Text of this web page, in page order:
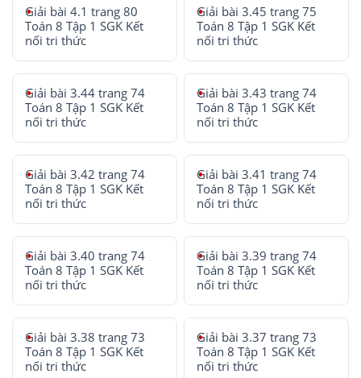
Giải bài 4.1 trang 80
Toán 8 Tập 1 SGK Kết
nối tri thức
Giải bài 3.45 trang 75
Toán 8 Tập 1 SGK Kết
nối tri thức
Giải bài 3.44 trang 74
Toán 8 Tập 1 SGK Kết
nối tri thức
Giải bài 3.43 trang 74
Toán 8 Tập 1 SGK Kết
nối tri thức
Giải bài 3.42 trang 74
Toán 8 Tập 1 SGK Kết
nối tri thức
Giải bài 3.41 trang 74
Toán 8 Tập 1 SGK Kết
nối tri thức
Giải bài 3.40 trang 74
Toán 8 Tập 1 SGK Kết
nối tri thức
Giải bài 3.39 trang 74
Toán 8 Tập 1 SGK Kết
nối tri thức
Giải bài 3.38 trang 73
Toán 8 Tập 1 SGK Kết
nối tri thức
Giải bài 3.37 trang 73
Toán 8 Tập 1 SGK Kết
nối tri thức